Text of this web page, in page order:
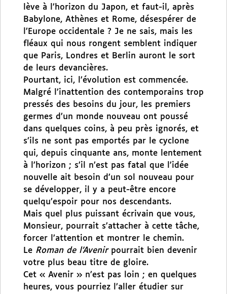
lève à l’horizon du Japon, et faut-il, après
Babylone, Athènes et Rome, désespérer de
l’Europe occidentale ? Je ne sais, mais les
fléaux qui nous rongent semblent indiquer
que Paris, Londres et Berlin auront le sort
de leurs devancières.
Pourtant, ici, l’évolution est commencée.
Malgré l’inattention des contemporains trop
pressés des besoins du jour, les premiers
germes d’un monde nouveau ont poussé
dans quelques coins, à peu près ignorés, et
s’ils ne sont pas emportés par le cyclone
qui, depuis cinquante ans, monte lentement
à l’horizon ; s’il n’est pas fatal que l’idée
nouvelle ait besoin d’un sol nouveau pour
se développer, il y a peut-être encore
quelqu’espoir pour nos descendants.
Mais quel plus puissant écrivain que vous,
Monsieur, pourrait s’attacher à cette tâche,
forcer l’attention et montrer le chemin.
Le Roman de l’Avenir pourrait bien devenir
votre plus beau titre de gloire.
Cet « Avenir » n’est pas loin ; en quelques
heures, vous pourriez l’aller étudier sur